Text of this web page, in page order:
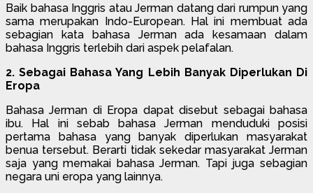
Baik bahasa Inggris atau Jerman datang dari rumpun yang
sama merupakan Indo-European. Hal ini membuat ada
sebagian kata bahasa Jerman ada kesamaan dalam
bahasa Inggris terlebih dari aspek pelafalan.
2. Sebagai Bahasa Yang Lebih Banyak Diperlukan Di
Eropa
Bahasa Jerman di Eropa dapat disebut sebagai bahasa
ibu. Hal ini sebab bahasa Jerman menduduki posisi
pertama bahasa yang banyak diperlukan masyarakat
benua tersebut. Berarti tidak sekedar masyarakat Jerman
saja yang memakai bahasa Jerman. Tapi juga sebagian
negara uni eropa yang lainnya.